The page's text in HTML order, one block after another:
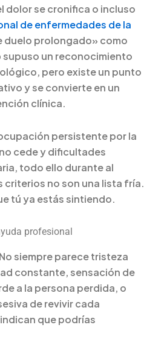
dolor se cronifica o incluso
de enfermedades de la
duelo prolongado» como
un reconocimiento
pero existe un punto
y se convierte en un
clínica.
persistente por la
cede y dificultades
todo ello durante al
criterios no son una lista fría.
tú ya estás sintiendo.
profesional
siempre parece tristeza
constante, sensación de
a la persona perdida, o
de revivir cada
que podrías